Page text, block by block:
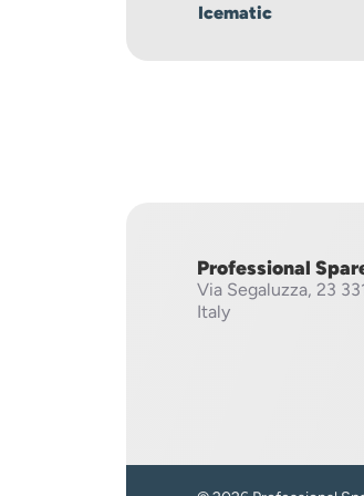
Icematic
Professional
Via Segaluzza, 23
Italy